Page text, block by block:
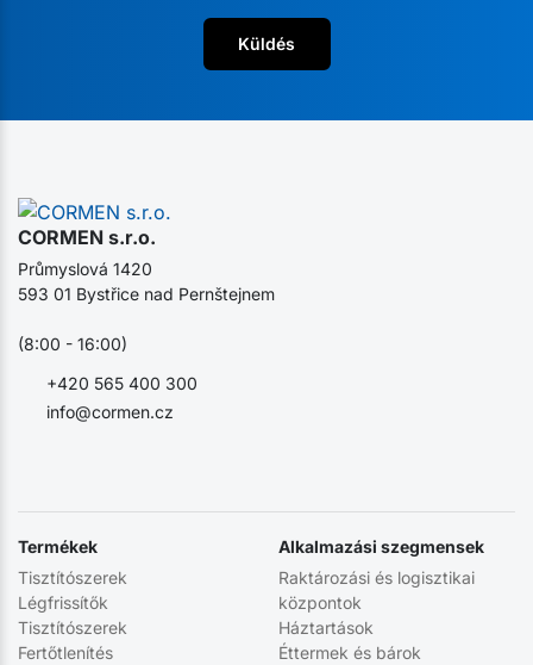
Küldés
CORMEN s.r.o.
info@cormen.cz
+420 565 400 300
Průmyslová 1420
593 01 Bystřice nad Pernštejnem
(8:00 - 16:00)
Termékek
Tisztítószerek
Légfrissítők
Tisztítószerek
Fertőtlenítés
Alkalmazási szegmensek
Raktározási és logisztikai
központok
Háztartások
Éttermek és bárok